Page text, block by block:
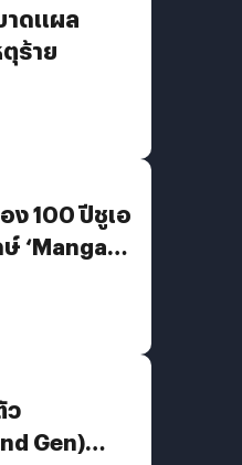
าดแผล
ตุร้าย
ง 100 ปีชูเอ
‘Manga
ว
Gen)